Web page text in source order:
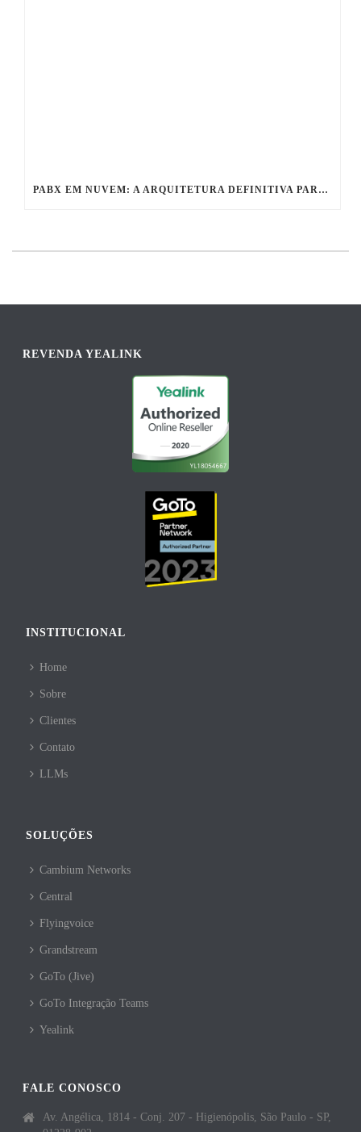
PABX EM NUVEM: A ARQUITETURA DEFINITIVA PARA A COMUNICAÇÃO EMPRESARIAL SEM FRICÇÃO
REVENDA YEALINK
INSTITUCIONAL
Home
Sobre
Clientes
Contato
LLMs
SOLUÇÕES
Cambium Networks
Central
Flyingvoice
Grandstream
GoTo (Jive)
GoTo Integração Teams
Yealink
FALE CONOSCO
Av. Angélica, 1814 - Conj. 207 - Higienópolis, São Paulo - SP,